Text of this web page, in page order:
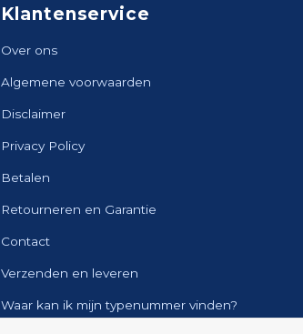
Klantenservice
Over ons
Algemene voorwaarden
Disclaimer
Privacy Policy
Betalen
Retourneren en Garantie
Contact
Verzenden en leveren
Waar kan ik mijn typenummer vinden?